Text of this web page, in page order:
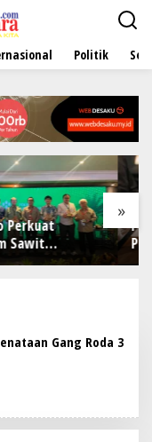
Politik
»
Hadir sebagai Solusi
untuk Operasional
Gang Roda 3